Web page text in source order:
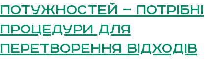
потужностей — потрібні
процедури для
перетворення відходів